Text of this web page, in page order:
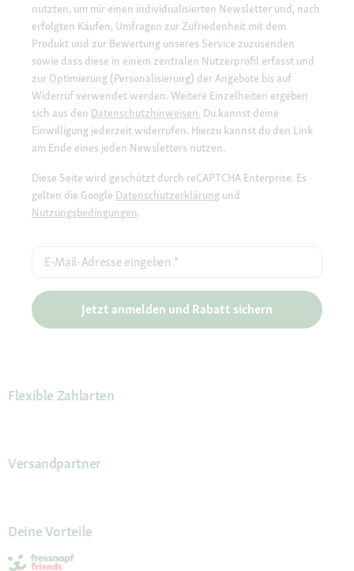
nutzten, um mir einen individualisierten Newsletter und, nach
erfolgten Käufen, Umfragen zur Zufriedenheit mit dem
Produkt und zur Bewertung unseres Service zuzusenden
sowie dass diese in einem zentralen Nutzerprofil erfasst und
zur Optimierung (Personalisierung) der Angebote bis auf
Widerruf verwendet werden. Weitere Einzelheiten ergeben
sich aus den Datenschutzhinweisen. Du kannst deine
Einwilligung jederzeit widerrufen. Hierzu kannst du den Link
am Ende eines jeden Newsletters nutzen.
Diese Seite wird geschützt durch reCAPTCHA Enterprise. Es
gelten die Google Datenschutzerklärung und
Nutzungsbedingungen.
E-Mail-Adresse eingeben *
Jetzt anmelden und Rabatt sichern
Flexible Zahlarten
Versandpartner
Deine Vorteile